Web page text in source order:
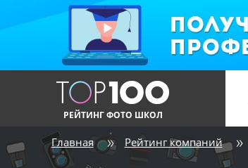
РЕЙТИНГ ФОТО ШКОЛ
Главная Рейтинг компаний